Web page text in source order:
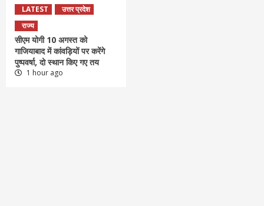
LATEST
उत्तर प्रदेश
राज्य
सीएम योगी 10 अगस्त को
गाजियाबाद में कांवड़ियों पर करेंगे
पुष्पवर्षा, दो स्थान किए गए तय
1 hour ago